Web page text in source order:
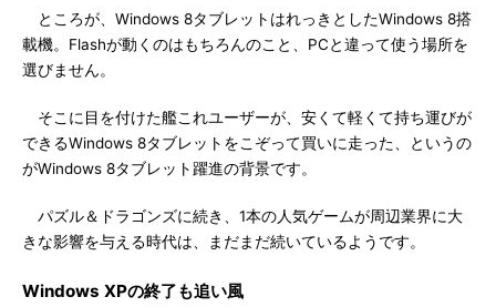
ところが、Windows 8タブレットはれっきとしたWindows 8搭
載機。Flashが動くのはもちろんのこと、PCと違って使う場所を
選びません。
そこに目を付けた艦これユーザーが、安くて軽くて持ち運びが
できるWindows 8タブレットをこぞって買いに走った、というの
がWindows 8タブレット躍進の背景です。
パズル＆ドラゴンズに続き、1本の人気ゲームが周辺業界に大
きな影響を与える時代は、まだまだ続いているようです。
Windows XPの終了も追い風